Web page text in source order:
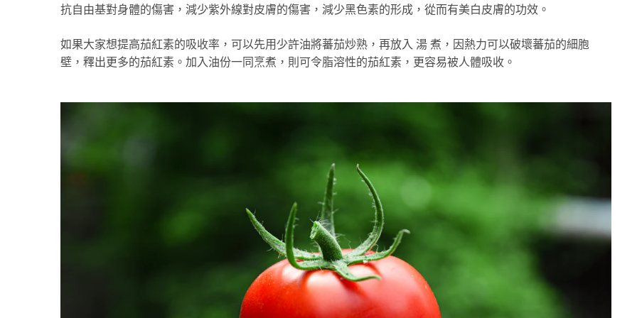
抗自由基對身體的傷害，減少紫外線對皮膚的傷害，減少黑色素的形成，從而有美白皮膚的功效。
如果大家想提高茄紅素的吸收率，可以先用少許油將蕃茄炒熟，再放入 湯 煮，因熱力可以破壞蕃茄的細胞
壁，釋出更多的茄紅素。加入油份一同烹煮，則可令脂溶性的茄紅素，更容易被人體吸收。